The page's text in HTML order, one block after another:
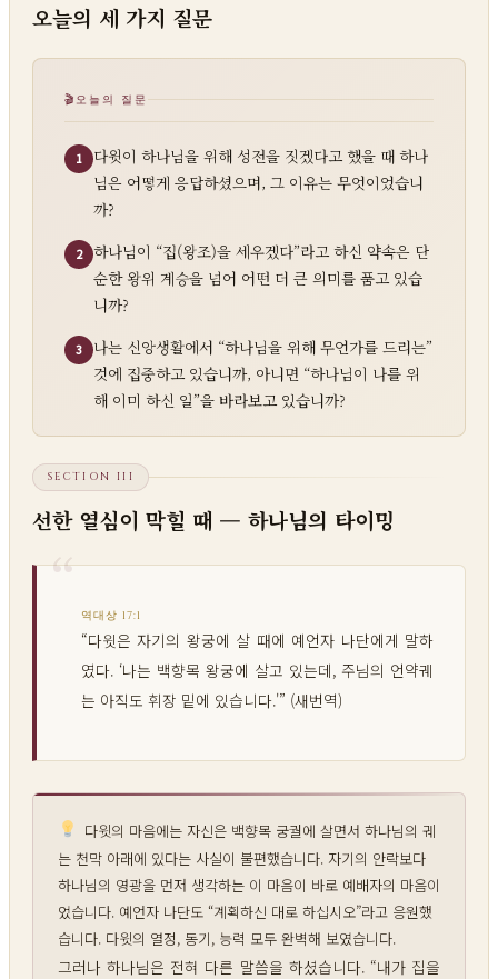
오늘의 세 가지 질문
오늘의 질문
1
다윗이 하나님을 위해 성전을 짓겠다고 했을 때 하나
님은 어떻게 응답하셨으며, 그 이유는 무엇이었습니
까?
2
하나님이 “집(왕조)을 세우겠다”라고 하신 약속은 단
순한 왕위 계승을 넘어 어떤 더 큰 의미를 품고 있습
니까?
3
나는 신앙생활에서 “하나님을 위해 무언가를 드리는”
것에 집중하고 있습니까, 아니면 “하나님이 나를 위
해 이미 하신 일”을 바라보고 있습니까?
SECTION III
선한 열심이 막힐 때 — 하나님의 타이밍
역대상 17:1
“다윗은 자기의 왕궁에 살 때에 예언자 나단에게 말하
였다. ‘나는 백향목 왕궁에 살고 있는데, 주님의 언약궤
는 아직도 휘장 밑에 있습니다.'” (새번역)
다윗의 마음에는 자신은 백향목 궁궐에 살면서 하나님의 궤
는 천막 아래에 있다는 사실이 불편했습니다. 자기의 안락보다
하나님의 영광을 먼저 생각하는 이 마음이 바로 예배자의 마음이
었습니다. 예언자 나단도 “계획하신 대로 하십시오”라고 응원했
습니다. 다윗의 열정, 동기, 능력 모두 완벽해 보였습니다.
그러나 하나님은 전혀 다른 말씀을 하셨습니다. “내가 집을